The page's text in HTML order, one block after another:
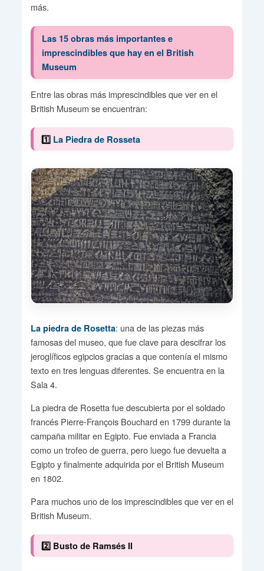
más.
Las 15 obras más importantes e
imprescindibles que hay en el British
Museum
Entre las obras más imprescindibles que ver en el
British Museum se encuentran:
1️⃣ La Piedra de Rosseta
La piedra de Rosetta: una de las piezas más
famosas del museo, que fue clave para descifrar los
jeroglíficos egipcios gracias a que contenía el mismo
texto en tres lenguas diferentes. Se encuentra en la
Sala 4.
La piedra de Rosetta fue descubierta por el soldado
francés Pierre-François Bouchard en 1799 durante la
campaña militar en Egipto. Fue enviada a Francia
como un trofeo de guerra, pero luego fue devuelta a
Egipto y finalmente adquirida por el British Museum
en 1802.
Para muchos uno de los imprescindibles que ver en el
British Museum.
2️⃣ Busto de Ramsés II